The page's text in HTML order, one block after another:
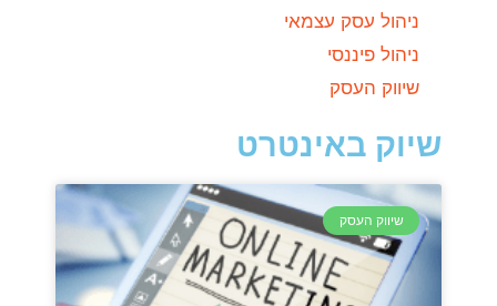
ניהול עסק עצמאי
ניהול פיננסי
שיווק העסק
שיוק באינטרט
שיווק העסק